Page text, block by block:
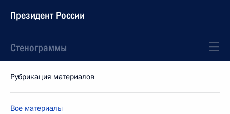
Президент России
Стенограммы
Рубрикация материалов
Все материалы